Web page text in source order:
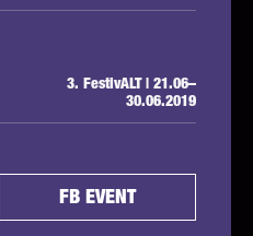
3. FestivALT | 21.06–
30.06.2019
FB EVENT